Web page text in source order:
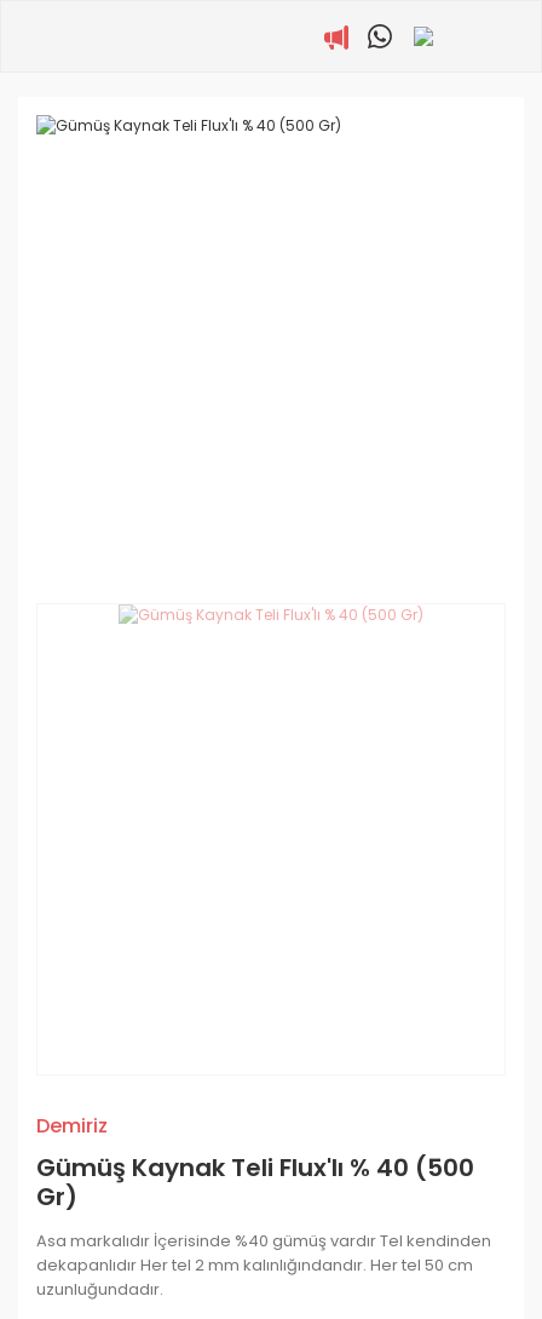
Demiriz
Gümüş Kaynak Teli Flux'lı % 40 (500
Gr)
Asa markalıdır İçerisinde %40 gümüş vardır Tel kendinden
dekapanlıdır Her tel 2 mm kalınlığındandır. Her tel 50 cm
uzunluğundadır.